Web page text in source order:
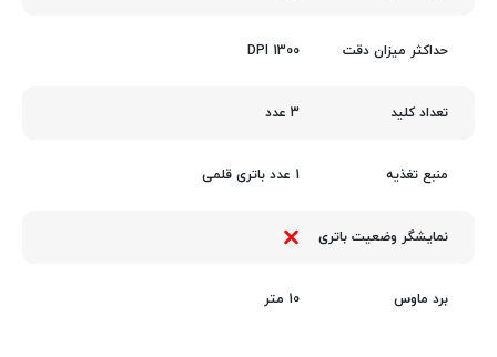
حداکثر میزان دقت 1300 DPI
تعداد کلید 3 عدد
منبع تغذیه 1 عدد باتری قلمی
نمایشگر وضعیت باتری
برد ماوس 10 متر